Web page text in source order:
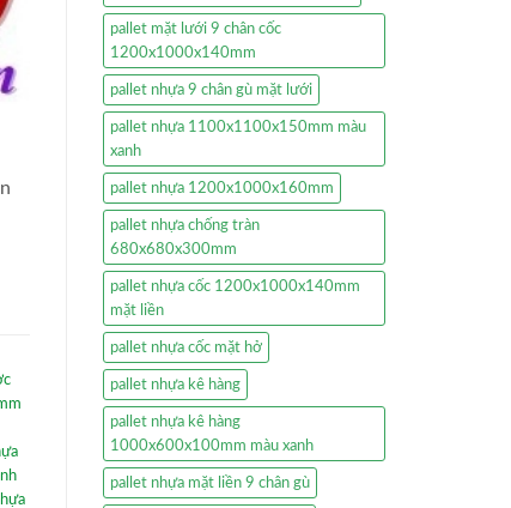
pallet mặt lưới 9 chân cốc
1200x1000x140mm
pallet nhựa 9 chân gù mặt lưới
pallet nhựa 1100x1100x150mm màu
xanh
pallet nhựa 1200x1000x160mm
pallet nhựa chống tràn
680x680x300mm
pallet nhựa cốc 1200x1000x140mm
mặt liền
pallet nhựa cốc mặt hở
pallet nhựa kê hàng
pallet nhựa kê hàng
1000x600x100mm màu xanh
pallet nhựa mặt liền 9 chân gù